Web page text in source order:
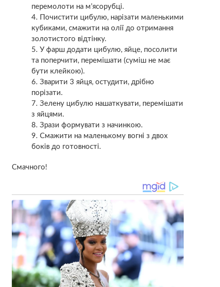
перемолоти на м’ясорубці.
Почистити цибулю, нарізати маленькими
кубиками, смажити на олії до отримання
золотистого відтінку.
У фарш додати цибулю, яйце, посолити
та поперчити, перемішати (суміш не має
бути клейкою).
Зварити 3 яйця, остудити, дрібно
порізати.
Зелену цибулю нашаткувати, перемішати
з яйцями.
Зрази формувати з начинкою.
Смажити на маленькому вогні з двох
боків до готовності.
Смачного!